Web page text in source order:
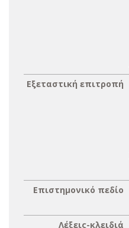
Εξεταστική επιτροπή
Επιστημονικό πεδίο
Λέξεις-κλειδιά